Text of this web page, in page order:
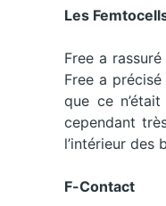
Les
Free a
Free a
que ce
cependant
l’intérieur des
F-Contact